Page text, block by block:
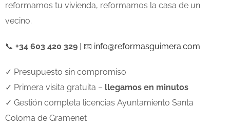
reformamos tu vivienda, reformamos la casa de un
vecino.
📞 +34 603 420 329 | 📧 info@reformasguimera.com
✓ Presupuesto sin compromiso
✓ Primera visita gratuita – llegamos en minutos
✓ Gestión completa licencias Ayuntamiento Santa
Coloma de Gramenet